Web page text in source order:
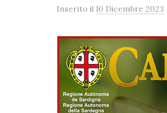
Inserito il 10 Dicembre 2023